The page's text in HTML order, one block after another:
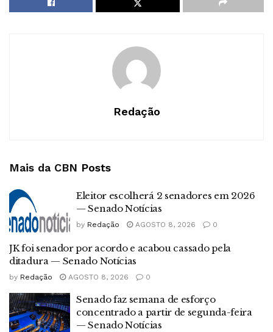
Redação
Mais da CBN Posts
Eleitor escolherá 2 senadores em 2026
— Senado Notícias
by Redação AGOSTO 8, 2026 0
JK foi senador por acordo e acabou cassado pela
ditadura — Senado Notícias
by Redação AGOSTO 8, 2026 0
Senado faz semana de esforço
concentrado a partir de segunda-feira
— Senado Notícias